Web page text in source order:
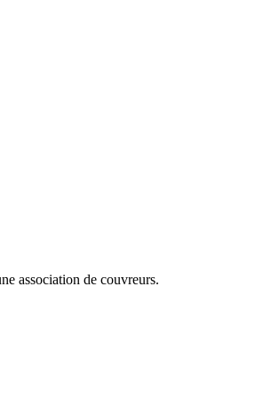
association de couvreurs.